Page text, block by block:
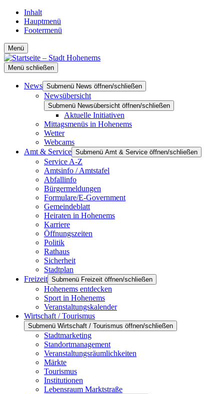
Inhalt
Hauptmenü
Footermenü
Menü
Menü schließen
News Submenü News öffnen/schließen
Newsübersicht
Submenü Newsübersicht öffnen/schließen
Aktuelle Initiativen
Mittagsmenüs in Hohenems
Wetter
Webcams
Amt & Service Submenü Amt & Service öffnen/schließen
Service A-Z
Amtsinfo / Amtstafel
Abfallinfo
Bürgermeldungen
Formulare/E-Government
Gemeindeblatt
Heiraten in Hohenems
Karriere
Öffnungszeiten
Politik
Rathaus
Sicherheit
Stadtplan
Freizeit Submenü Freizeit öffnen/schließen
Hohenems entdecken
Sport in Hohenems
Veranstaltungskalender
Wirtschaft / Tourismus
Submenü Wirtschaft / Tourismus öffnen/schließen
Stadtmarketing
Standortmanagement
Veranstaltungsräumlichkeiten
Märkte
Tourismus
Institutionen
Lebensraum Marktstraße